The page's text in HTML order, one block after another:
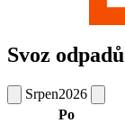
Svoz odpadů
Srpen2026
Po